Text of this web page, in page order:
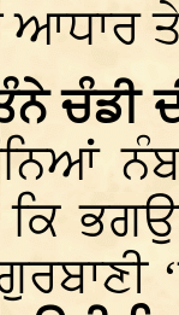
ਆਧਾਰ
ਚੰਡੀ